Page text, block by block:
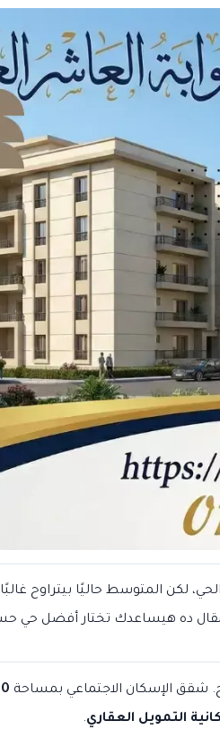
لكن المتوسط حاليًا بيتراوح
ده هيساعدك تختار أفضل حي
شقق الإسكان الاجتماعي بمساحة 90
التمويل العقاري.